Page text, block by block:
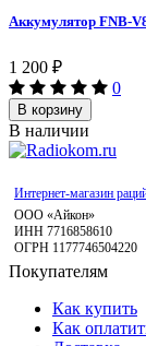
Аккумулятор FNB-
1 200 ₽
0
В корзину
В наличии
Интернет-магазин
ООО «Айкон»
ИНН 7716858610
ОГРН 1177746504220
Покупателям
Как купить
Как